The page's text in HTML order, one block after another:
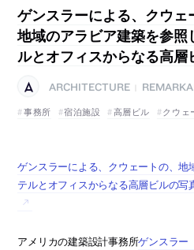
ゲンスラーによる、クウェ
地域のアラビア建築を参照
ルとオフィスからなる高層
ARCHITECTURE
事務所
宿泊施設 高層ビル クウェ
ゲンスラーによる、クウェートの、
テルとオフィスからなる高層ビルの写
アメリカの建築設計事務所ゲンスラー